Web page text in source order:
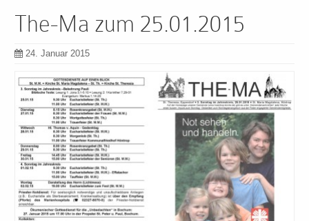
The-Ma zum 25.01.2015
24. Januar 2015